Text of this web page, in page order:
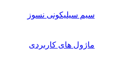
سیم سیلیکونی نسوز
ماژول های کاربردی